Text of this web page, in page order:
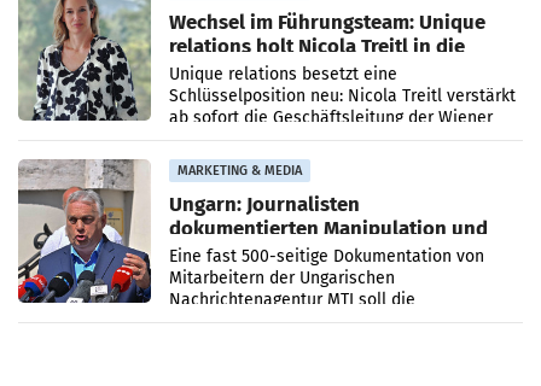
Wechsel im Führungsteam: Unique
relations holt Nicola Treitl in die
Geschäftsleitung
Unique relations besetzt eine
Schlüsselposition neu: Nicola Treitl verstärkt
ab sofort die Geschäftsleitung der Wiener
PR-Agentur an der Seite von Josef Kalina und
Anna Kalina-Mahr.
MARKETING & MEDIA
Ungarn: Journalisten
dokumentierten Manipulation und
Zensur
Eine fast 500-seitige Dokumentation von
Mitarbeitern der Ungarischen
Nachrichtenagentur MTI soll die
systematische Nachrichten-Manipulation und